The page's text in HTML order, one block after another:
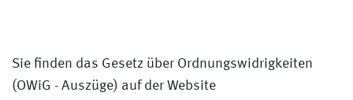
Sie finden das Gesetz über Ordnungswidrigkeiten
(OWiG - Auszüge) auf der Website